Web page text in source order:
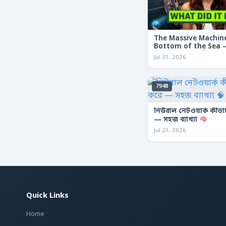
The Massive
Bottom of the Sea —
তলদেশে লুকানো
Jul 31, 2026
7948
নিউরাল নেটওয়ার্ক
— সহজ ব্যাখ্যা
Jul 21, 2026
Quick Links
Home